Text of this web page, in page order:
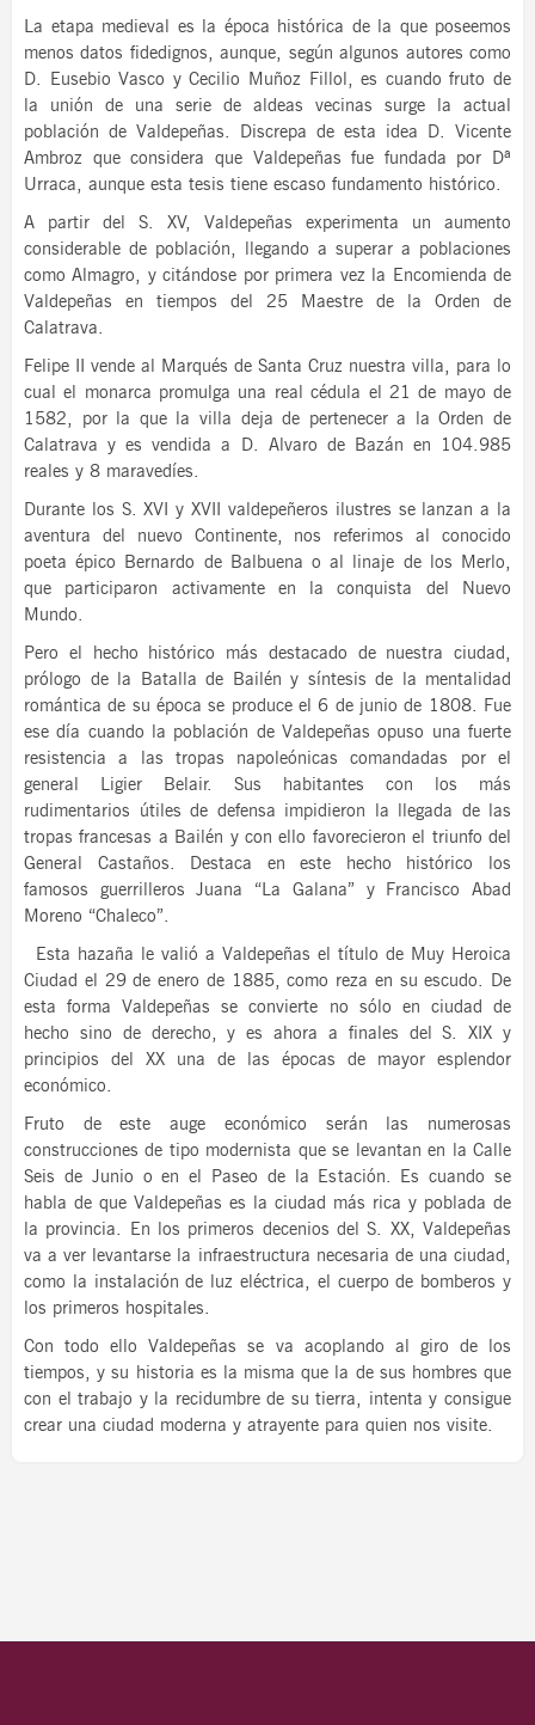
La etapa medieval es la época histórica de la que poseemos
menos datos fidedignos, aunque, según algunos autores como
D. Eusebio Vasco y Cecilio Muñoz Fillol, es cuando fruto de
la unión de una serie de aldeas vecinas surge la actual
población de Valdepeñas. Discrepa de esta idea D. Vicente
Ambroz que considera que Valdepeñas fue fundada por Dª
Urraca, aunque esta tesis tiene escaso fundamento histórico.
A partir del S. XV, Valdepeñas experimenta un aumento
considerable de población, llegando a superar a poblaciones
como Almagro, y citándose por primera vez la Encomienda de
Valdepeñas en tiempos del 25 Maestre de la Orden de
Calatrava.
Felipe II vende al Marqués de Santa Cruz nuestra villa, para lo
cual el monarca promulga una real cédula el 21 de mayo de
1582, por la que la villa deja de pertenecer a la Orden de
Calatrava y es vendida a D. Alvaro de Bazán en 104.985
reales y 8 maravedíes.
Durante los S. XVI y XVII valdepeñeros ilustres se lanzan a la
aventura del nuevo Continente, nos referimos al conocido
poeta épico Bernardo de Balbuena o al linaje de los Merlo,
que participaron activamente en la conquista del Nuevo
Mundo.
Pero el hecho histórico más destacado de nuestra ciudad,
prólogo de la Batalla de Bailén y síntesis de la mentalidad
romántica de su época se produce el 6 de junio de 1808. Fue
ese día cuando la población de Valdepeñas opuso una fuerte
resistencia a las tropas napoleónicas comandadas por el
general Ligier Belair. Sus habitantes con los más
rudimentarios útiles de defensa impidieron la llegada de las
tropas francesas a Bailén y con ello favorecieron el triunfo del
General Castaños. Destaca en este hecho histórico los
famosos guerrilleros Juana “La Galana” y Francisco Abad
Moreno “Chaleco”.
Esta hazaña le valió a Valdepeñas el título de Muy Heroica
Ciudad el 29 de enero de 1885, como reza en su escudo. De
esta forma Valdepeñas se convierte no sólo en ciudad de
hecho sino de derecho, y es ahora a finales del S. XIX y
principios del XX una de las épocas de mayor esplendor
económico.
Fruto de este auge económico serán las numerosas
construcciones de tipo modernista que se levantan en la Calle
Seis de Junio o en el Paseo de la Estación. Es cuando se
habla de que Valdepeñas es la ciudad más rica y poblada de
la provincia. En los primeros decenios del S. XX, Valdepeñas
va a ver levantarse la infraestructura necesaria de una ciudad,
como la instalación de luz eléctrica, el cuerpo de bomberos y
los primeros hospitales.
Con todo ello Valdepeñas se va acoplando al giro de los
tiempos, y su historia es la misma que la de sus hombres que
con el trabajo y la recidumbre de su tierra, intenta y consigue
crear una ciudad moderna y atrayente para quien nos visite.